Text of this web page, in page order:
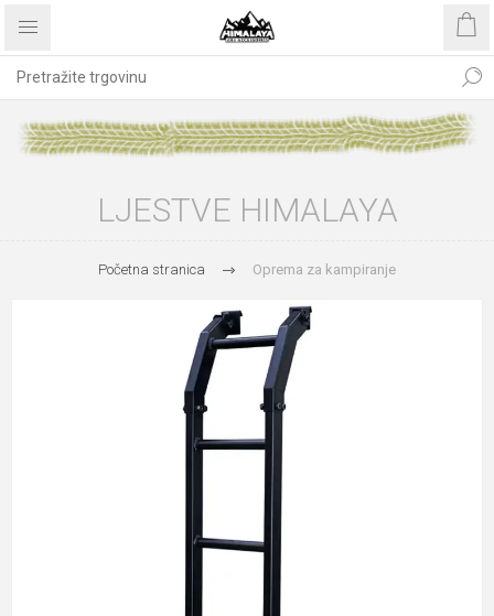
LJESTVE HIMALAYA
Početna stranica Oprema za kampiranje